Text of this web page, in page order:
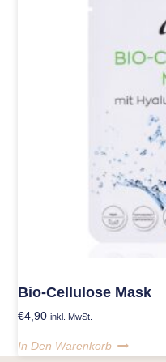
Bio-Cellulose Mask
€4,90 inkl. MwSt.
In Den Warenkorb